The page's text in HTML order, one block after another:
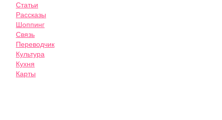
Статьи
Рассказы
Шоппинг
Связь
Переводчик
Культура
Кухня
Карты